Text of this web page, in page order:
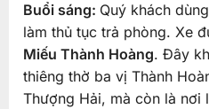
Buổi sáng: Quý khách
làm thủ tục trả phòng. Xe
Miếu Thành Hoàng. Đây
thiêng thờ ba vị Thành
Thượng Hải, mà còn là nơi